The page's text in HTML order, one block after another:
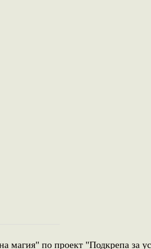
магия" по проект "Подкрепа за